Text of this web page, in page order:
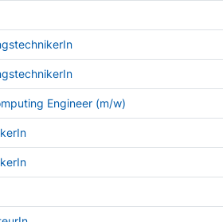
Engineer (m/w)